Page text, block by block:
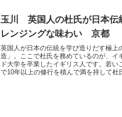
玉川 英国人の杜氏が日本伝
レンジングな味わい 京都
英国人が日本の伝統を学び造りだす極上
造」。ここで杜氏を務めているのが、イ
ド大学を卒業したイギリス人です。若
で10年以上の修行を積んで満を持して杜